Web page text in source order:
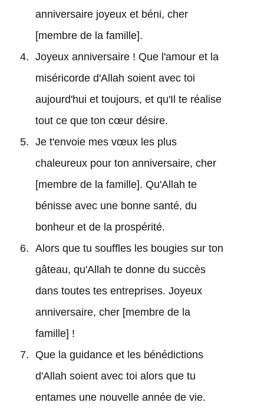
anniversaire joyeux et béni, cher
[membre de la famille].
Joyeux anniversaire ! Que l'amour et la
miséricorde d'Allah soient avec toi
aujourd'hui et toujours, et qu'Il te réalise
tout ce que ton cœur désire.
Je t'envoie mes vœux les plus
chaleureux pour ton anniversaire, cher
[membre de la famille]. Qu'Allah te
bénisse avec une bonne santé, du
bonheur et de la prospérité.
Alors que tu souffles les bougies sur ton
gâteau, qu'Allah te donne du succès
dans toutes tes entreprises. Joyeux
anniversaire, cher [membre de la
famille] !
Que la guidance et les bénédictions
d'Allah soient avec toi alors que tu
entames une nouvelle année de vie.